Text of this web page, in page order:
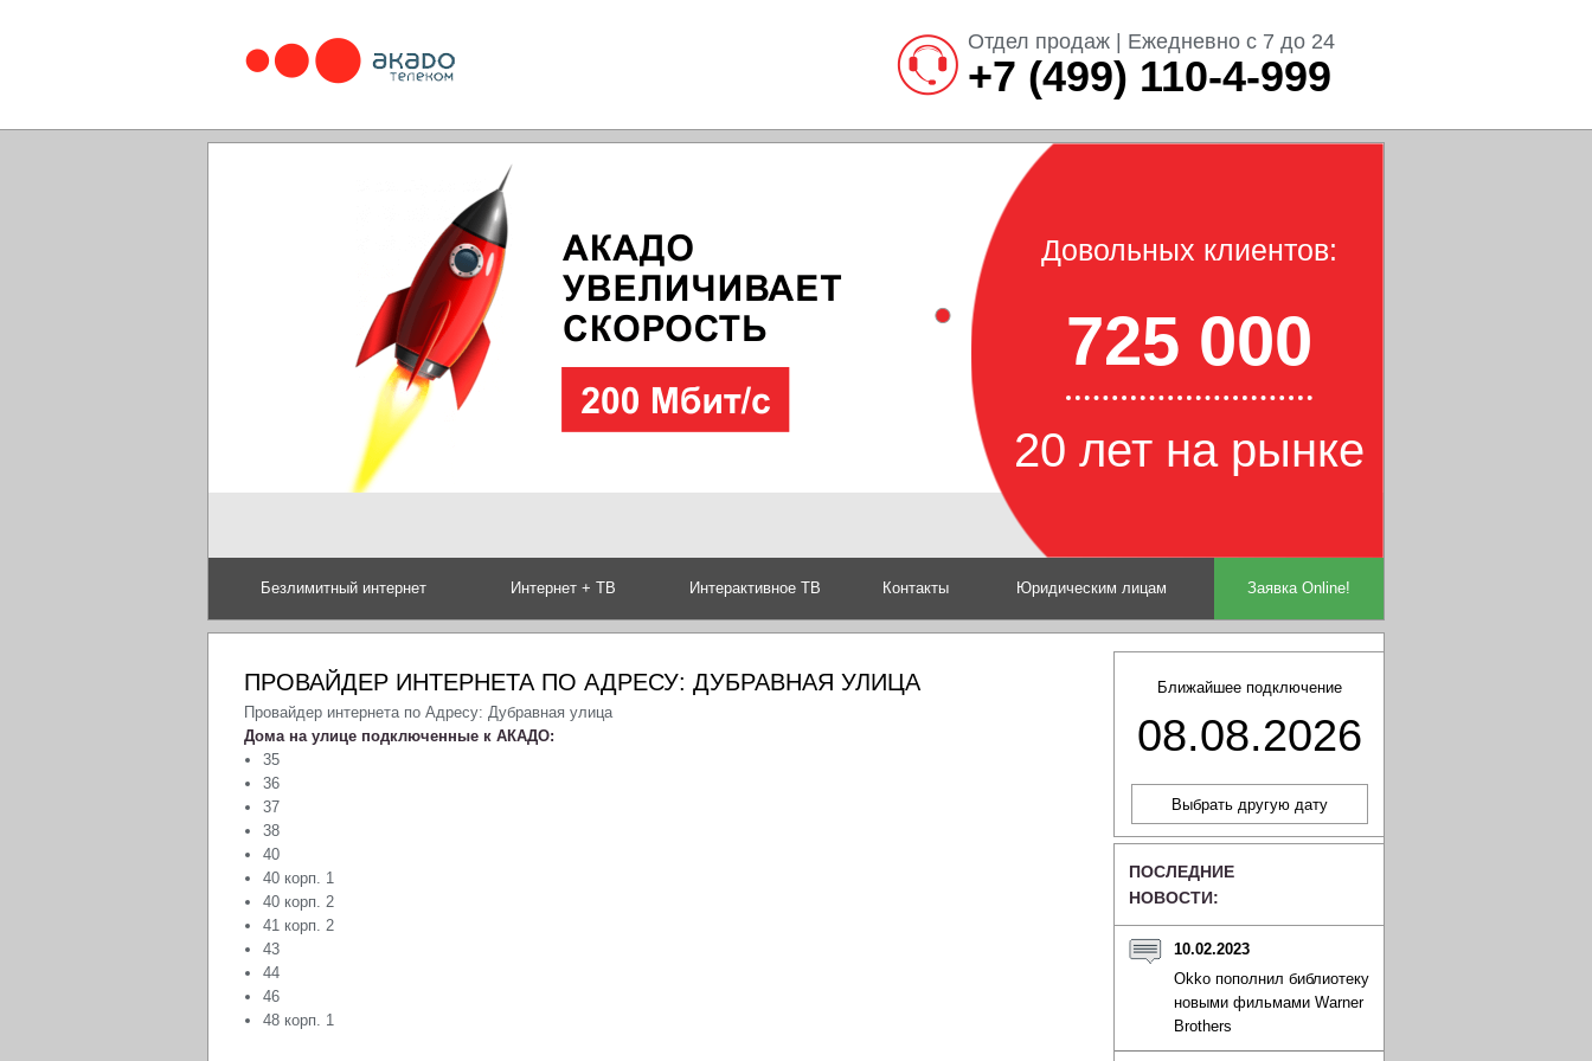
Отдел продаж | Ежедневно с 7 до 24
+7 (499) 110-4-999
Довольных клиентов:
725 000
20 лет на рынке
Безлимитный интернет Интернет + ТВ Интерактивное ТВ Контакты Юридическим лицам Заявка Online!
Ближайшее подключение
08.08.2026
ПОСЛЕДНИЕ
НОВОСТИ:
10.02.2023
Okko пополнил библиотеку
новыми фильмами Warner
Brothers
ПРОВАЙДЕР ИНТЕРНЕТА ПО АДРЕСУ: ДУБРАВНАЯ УЛИЦА
Провайдер интернета по Адресу: Дубравная улица
Дома на улице подключенные к АКАДО:
35
36
37
38
40
40 корп. 1
40 корп. 2
41 корп. 2
43
44
46
48 корп. 1